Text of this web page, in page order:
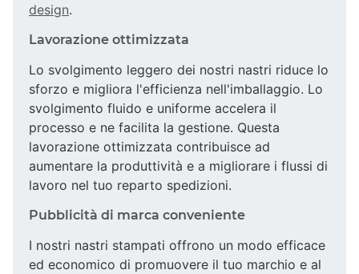
design.
Lavorazione ottimizzata
Lo svolgimento leggero dei nostri nastri riduce lo
sforzo e migliora l'efficienza nell'imballaggio. Lo
svolgimento fluido e uniforme accelera il
processo e ne facilita la gestione. Questa
lavorazione ottimizzata contribuisce ad
aumentare la produttività e a migliorare i flussi di
lavoro nel tuo reparto spedizioni.
Pubblicità di marca conveniente
I nostri nastri stampati offrono un modo efficace
ed economico di promuovere il tuo marchio e al